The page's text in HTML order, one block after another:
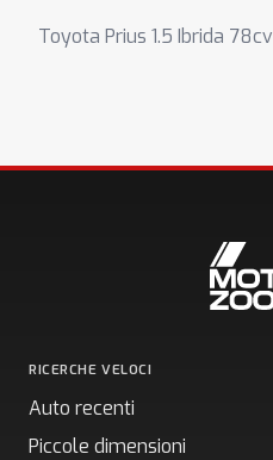
Toyota Prius 1.5 Ibrida 78cv
RICERCHE VELOCI
Auto recenti
Piccole dimensioni